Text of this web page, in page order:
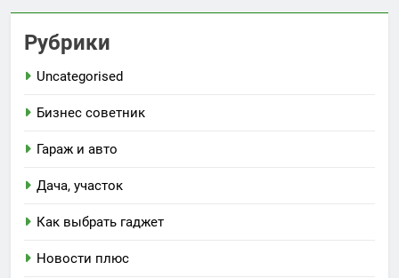
Рубрики
Uncategorised
Бизнес советник
Гараж и авто
Дача, участок
Как выбрать гаджет
Новости плюс